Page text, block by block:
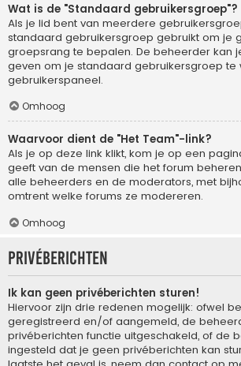
Wat is de "Standaard gebruikersgroep"?
Als je lid bent van meerdere
standaard gebruikersgroep gebruikt om je
groepsrang te bepalen. De beheerder kan
geven om je standaard gebruikersgroep te
gebruikerspaneel.
Omhoog
Waarvoor dient de "Het Team"-link?
Als je op deze link klikt, kom je op een
geeft van de mensen die het forum
alle beheerders en de moderators, met
omtrent welke forums ze modereren.
Omhoog
Privéberichten
Ik kan geen privéberichten sturen!
Hiervoor zijn drie redenen mogelijk: ofwel
geregistreerd en/of aangemeld, de
privéberichten functie uitgeschakeld, of de
ingesteld dat je geen privéberichten kan